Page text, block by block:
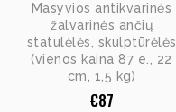
Masyvios antikvarinės
žalvarinės ančių
statulėlės, skulptūrėlės
(vienos kaina 87 e., 22
cm, 1,5 kg)
€87